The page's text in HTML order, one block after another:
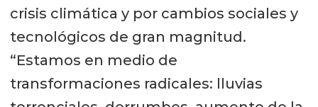
crisis climática y por cambios sociales y
tecnológicos de gran magnitud.
“Estamos en medio de
transformaciones radicales: lluvias